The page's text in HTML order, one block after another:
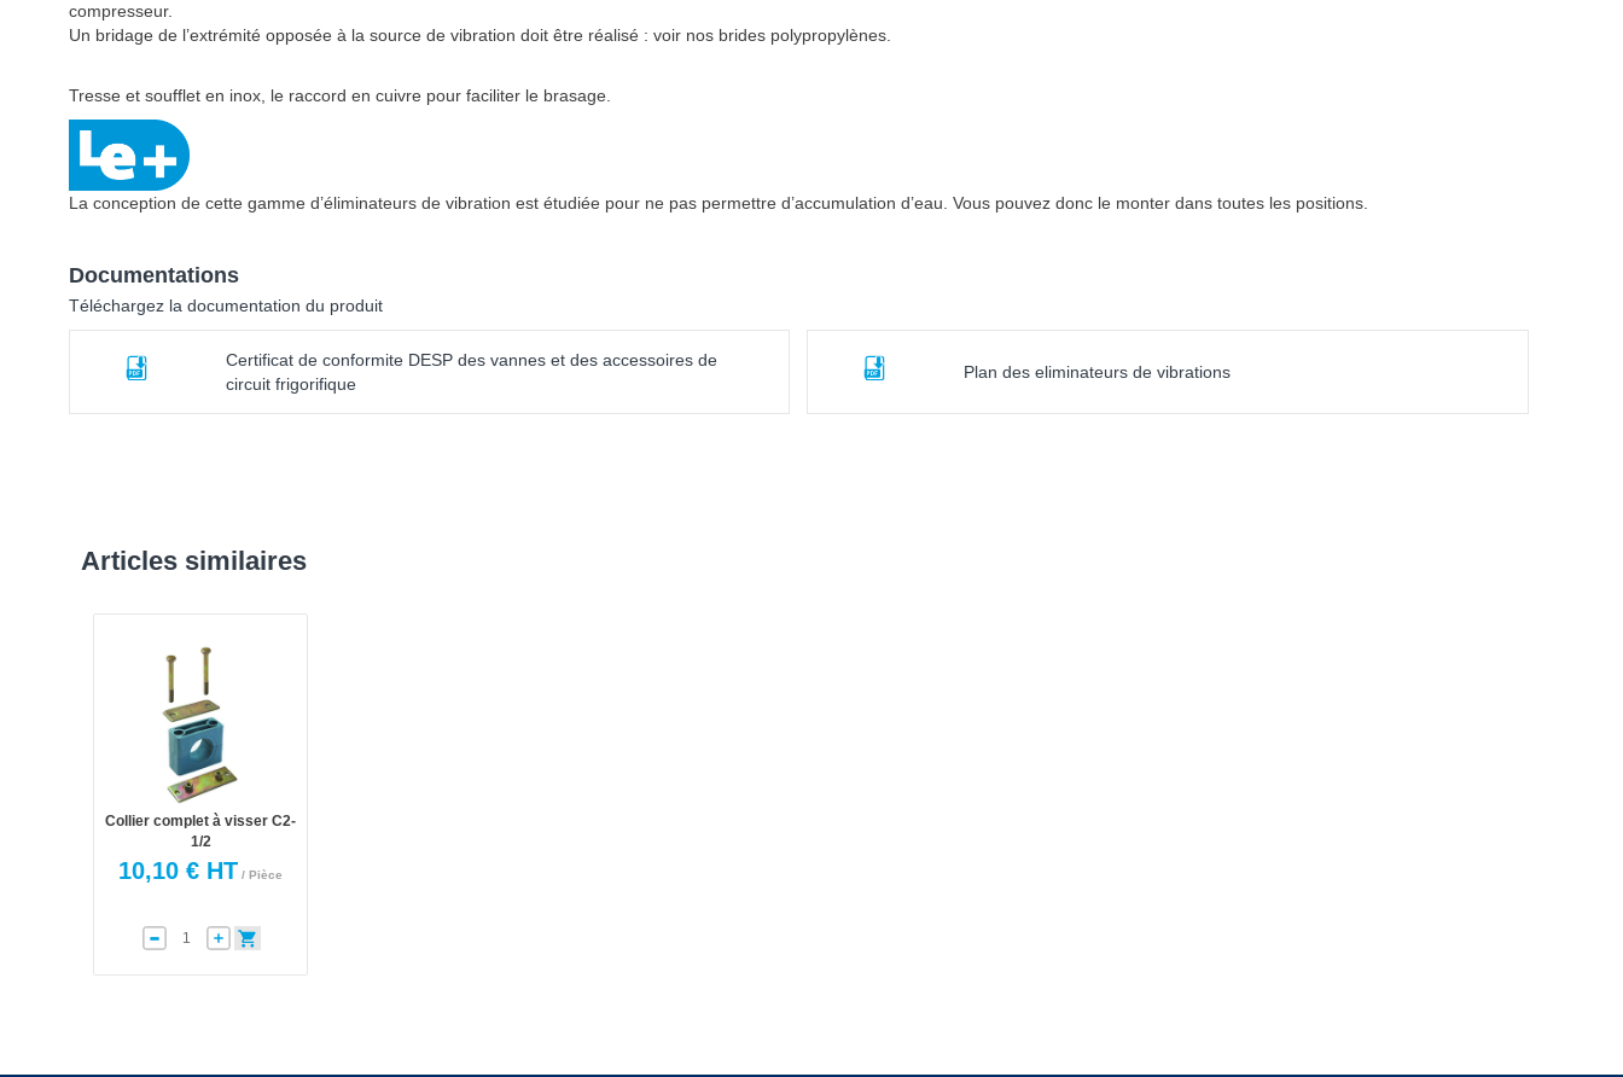
compresseur.
Un bridage de l’extrémité opposée à la source de vibration doit être réalisé : voir nos brides polypropylènes.
Tresse et soufflet en inox, le raccord en cuivre pour faciliter le brasage.
La conception de cette gamme d’éliminateurs de vibration est étudiée pour ne pas permettre d’accumulation d’eau. Vous pouvez donc le monter dans toutes les positions.
Documentations
Téléchargez la documentation du produit
Certificat de conformite DESP des vannes et des accessoires de
circuit frigorifique
Plan des eliminateurs de vibrations
Articles similaires
Collier complet à visser C2-
1/2
10,10 € HT / Pièce